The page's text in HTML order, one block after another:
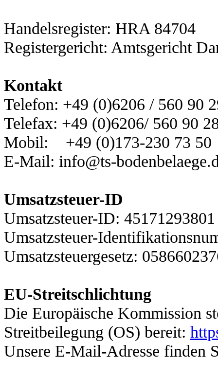
Handelsregister: HRA 84704
Registergericht: Amtsgericht
Kontakt
Telefon: +49 (0)6206 / 560 90
Telefax: +49 (0)6206/ 560 90
Mobil: +49 (0)173-230 73 50
E-Mail: info@ts-
Umsatzsteuer-ID
Umsatzsteuer-ID: 45171293801
Umsatzsteuer-
Umsatzsteuergesetz:
EU-Streitschlichtung
Die Europäische Kommission
Streitbeilegung (OS) bereit:
Unsere E-Mail-Adresse finden